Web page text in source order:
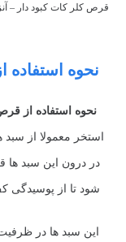
قرص کلر کات کبود دار –
نحوه
نحوه استفاده از
استخر معمولا از
در درون این سبد ها
شود تا از پوسیدگی
این سبد ها در